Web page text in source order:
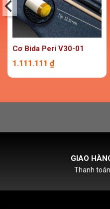
Cơ Bida Peri V30-01
1.111.111 ₫
HỖ TRỢ